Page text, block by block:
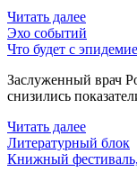
Читать далее
Эхо событий
Что будет с
Заслуженный врач
снизились
Читать далее
Литературный блок
Книжный